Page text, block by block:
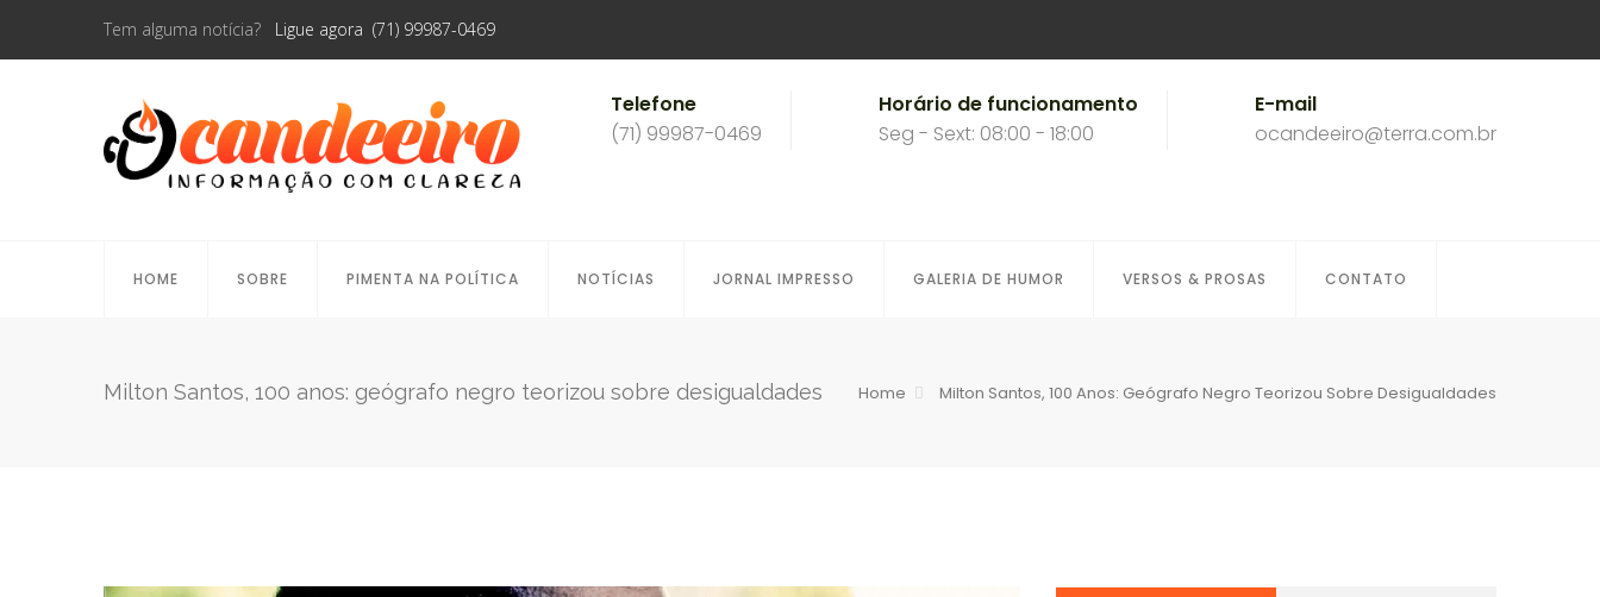
Tem alguma notícia? Ligue agora (71) 99987-0469
Telefone
(71) 99987-0469
Horário de funcionamento
Seg - Sext: 08:00 - 18:00
E-mail
ocandeeiro@terra.com.br
HOME SOBRE PIMENTA NA POLÍTICA NOTÍCIAS JORNAL IMPRESSO GALERIA DE HUMOR VERSOS & PROSAS CONTATO
Milton Santos, 100 anos: geógrafo negro teorizou sobre desigualdades Home Milton Santos, 100 Anos: Geógrafo Negro Teorizou Sobre Desigualdades